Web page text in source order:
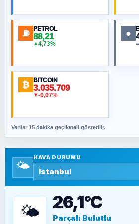
NURETTIN BÖLÜK
ORHAN KILIÇOĞLU
Fahişeye beyinli bir
SAVAŞ ŞAHİN
SEYFULLAH ÇİÇEK
TEOMAN ALPASLAN
⛽ PETROL
88,21
▲4,73%
●
₿ BITCOIN
3.035.709
▼-0,07%
Veriler 15 dakika geçikmeli gösterilir.
🌤️
HAVA DURUMU
🌤️ 26,1°C
Parçalı Bulutlu